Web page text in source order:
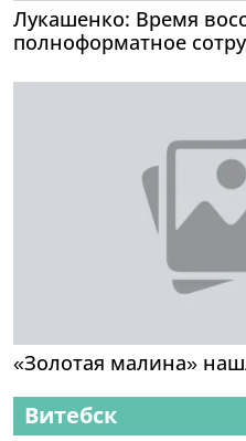
Лукашенко: Время
полноформатное
«Золотая малина»
Витебск